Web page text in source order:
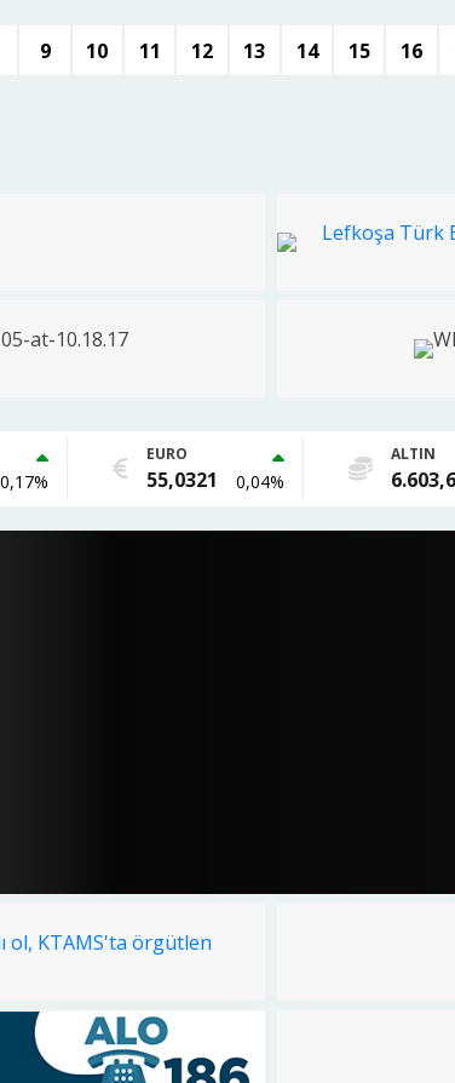
9 10 11 12 13 14 15 16
0,17%
EURO
55,0321 0,04%
ALTIN